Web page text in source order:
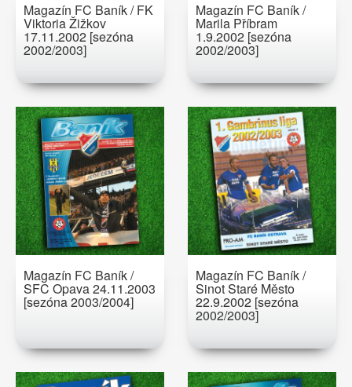
Magazín FC Baník / FK
Viktoria Žižkov
17.11.2002 [sezóna
2002/2003]
Magazín FC Baník /
Marila Příbram
1.9.2002 [sezóna
2002/2003]
Magazín FC Baník /
SFC Opava 24.11.2003
[sezóna 2003/2004]
Magazín FC Baník /
Sinot Staré Město
22.9.2002 [sezóna
2002/2003]